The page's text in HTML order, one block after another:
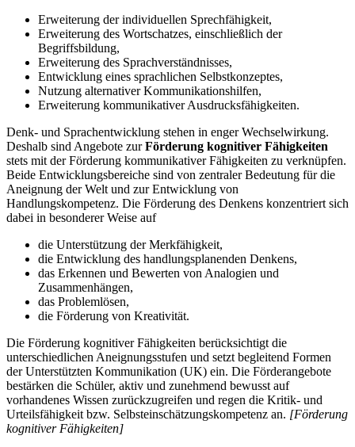
Erweiterung der individuellen Sprechfähigkeit,
Erweiterung des Wortschatzes, einschließlich der
Begriffsbildung,
Erweiterung des Sprachverständnisses,
Entwicklung eines sprachlichen Selbstkonzeptes,
Nutzung alternativer Kommunikationshilfen,
Erweiterung kommunikativer Ausdrucksfähigkeiten.
Denk- und Sprachentwicklung stehen in enger Wechselwirkung.
Deshalb sind Angebote zurFörderung kognitiver Fähigkeiten
stets mit der Förderung kommunikativer Fähigkeiten zu verknüpfen.
Beide Entwicklungsbereiche sind von zentraler Bedeutung für die
Aneignung der Welt und zur Entwicklung von
Handlungskompetenz. Die Förderung des Denkens konzentriert sich
dabei in besonderer Weise auf
die Unterstützung der Merkfähigkeit,
die Entwicklung des handlungsplanenden Denkens,
das Erkennen und Bewerten von Analogien und
Zusammenhängen,
das Problemlösen,
die Förderung von Kreativität.
Die Förderung kognitiver Fähigkeiten berücksichtigt die
unterschiedlichen Aneignungsstufen und setzt begleitend Formen
der Unterstützten Kommunikation (UK) ein. Die Förderangebote
bestärken die Schüler, aktiv und zunehmend bewusst auf
vorhandenes Wissen zurückzugreifen und regen die Kritik- und
Urteilsfähigkeit bzw. Selbsteinschätzungskompetenz an. [Förderung
kognitiver Fähigkeiten]